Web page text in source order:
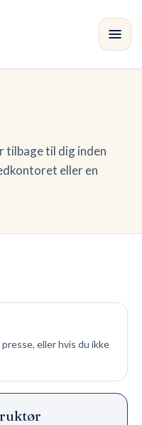
tilbage til dig inden
eller en
eller hvis du ikke